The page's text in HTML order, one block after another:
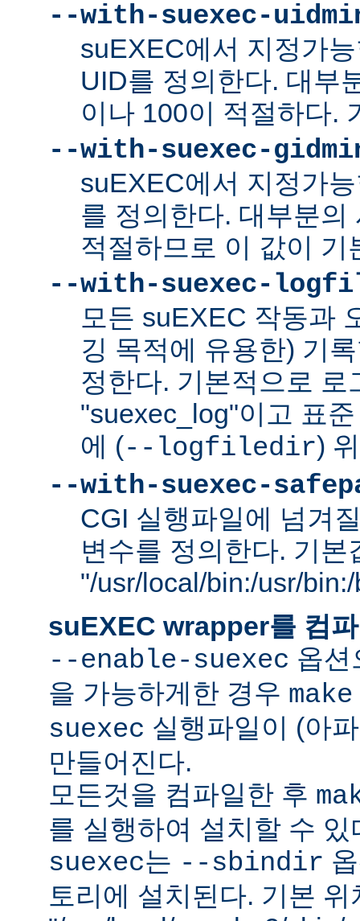
--with-suexec-
suEXEC에서 지정가
UID를 정의한다. 대부
이나 100이 적절하다.
--with-suexec-
suEXEC에서 지정가
를 정의한다. 대부분의
적절하므로 이 값이 기
--with-suexec-
모든 suEXEC 작동과
깅 목적에 유용한) 기
정한다. 기본적으로 로
"suexec_log"이고 표
에 (--logfiledir)
--with-suexec-
CGI 실행파일에 넘겨
변수를 정의한다. 기본
"/usr/local/bin:/usr/
suEXEC wrapper를 컴
--enable-suexec 옵션
을 가능하게한 경우 make
suexec 실행파일이 (아
만들어진다.
모든것을 컴파일한 후
를 실행하여 설치할 수
suexec는 --sbindir
토리에 설치된다. 기본 위